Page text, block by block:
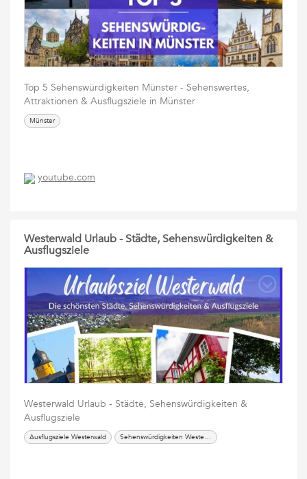
Top 5 Sehenswürdigkeiten Münster - Sehenswertes,
Attraktionen & Ausflugsziele in Münster
Münster
youtube.com
Westerwald Urlaub - Städte, Sehenswürdigkeiten &
Ausflugsziele
Westerwald Urlaub - Städte, Sehenswürdigkeiten &
Ausflugsziele
Ausflugsziele Westerwald Sehenswürdigkeiten Westerwald